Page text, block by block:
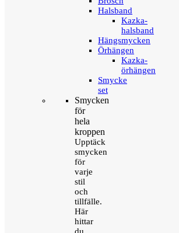
Halsband
Kazka-
halsband
Hängsmycken
Örhängen
Kazka-
örhängen
Smycke
set
Smycken
för
hela
kroppen
Upptäck
smycken
för
varje
stil
och
tillfälle.
Här
hittar